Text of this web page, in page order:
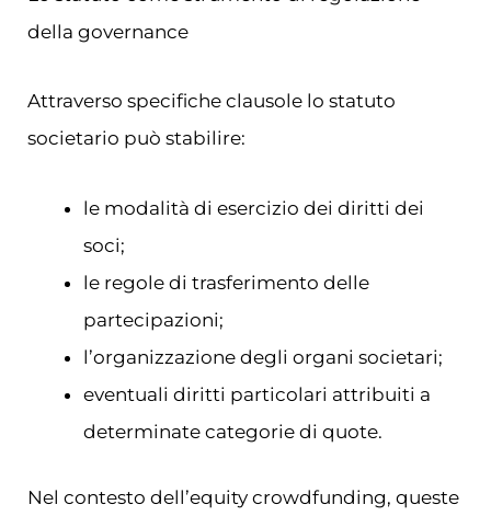
della governance
Attraverso specifiche clausole lo statuto
societario può stabilire:
le modalità di esercizio dei diritti dei
soci;
le regole di trasferimento delle
partecipazioni;
l’organizzazione degli organi societari;
eventuali diritti particolari attribuiti a
determinate categorie di quote.
Nel contesto dell’equity crowdfunding, queste